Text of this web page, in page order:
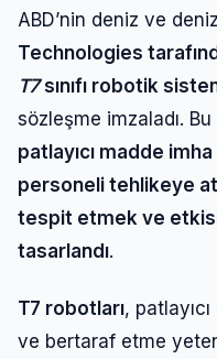
ABD’nin deniz ve
Technologies
T7sınıfı robotik
sözleşme imzaladı.
patlayıcı madde
personeli tehlikeye
tespit etmek ve
tasarlandı.
T7 robotları,
ve bertaraf etme